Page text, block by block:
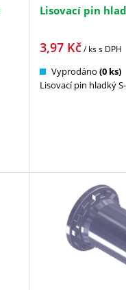
Lisovací pin
3,97 Kč/ kss DPH
Vyprodáno (0 ks)
Lisovací pin hladký